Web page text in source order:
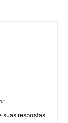
suas respostas